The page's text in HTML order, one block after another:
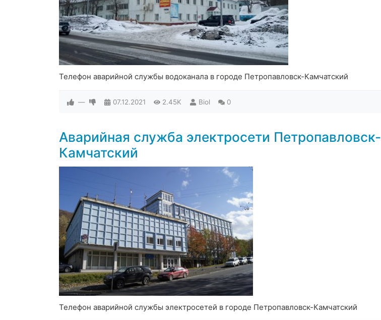
Телефон аварийной службы водоканала в городе Петропавловск-Камчатский
— 07.12.2021 2.45K Biol 0
Аварийная служба электросети Петропавловск-
Камчатский
Телефон аварийной службы электросетей в городе Петропавловск-Камчатский